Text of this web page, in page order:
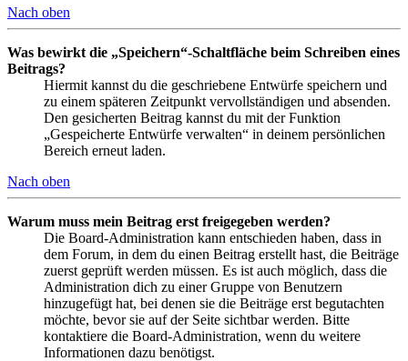
Nach oben
Was bewirkt die „Speichern“-Schaltfläche beim Schreiben eines
Beitrags?
Hiermit kannst du die geschriebene Entwürfe speichern und
zu einem späteren Zeitpunkt vervollständigen und absenden.
Den gesicherten Beitrag kannst du mit der Funktion
„Gespeicherte Entwürfe verwalten“ in deinem persönlichen
Bereich erneut laden.
Nach oben
Warum muss mein Beitrag erst freigegeben werden?
Die Board-Administration kann entschieden haben, dass in
dem Forum, in dem du einen Beitrag erstellt hast, die Beiträge
zuerst geprüft werden müssen. Es ist auch möglich, dass die
Administration dich zu einer Gruppe von Benutzern
hinzugefügt hat, bei denen sie die Beiträge erst begutachten
möchte, bevor sie auf der Seite sichtbar werden. Bitte
kontaktiere die Board-Administration, wenn du weitere
Informationen dazu benötigst.